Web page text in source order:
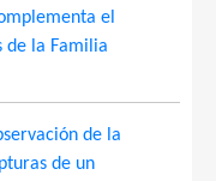
el
de la Familia
de la
de un